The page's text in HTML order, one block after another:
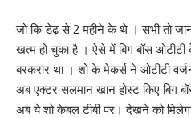
जो कि डेढ़ से 2 महीने के थे । सभी तो
खत्म हो चुका है । ऐसे में बिग बॉस
बरकरार था । शो के मेकर्स ने ओटीटी
अब एक्टर सलमान खान होस्ट किए बिग
अब ये शो केबल टीबी पर। देखने को